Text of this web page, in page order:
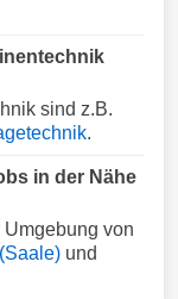
sind z.B.
.
in der Nähe
von
und